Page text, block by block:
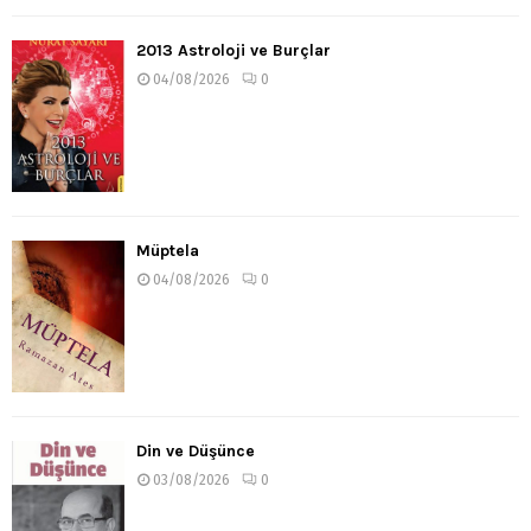
2013 Astroloji ve Burçlar
04/08/2026 0
Müptela
04/08/2026 0
Din ve Düşünce
03/08/2026 0